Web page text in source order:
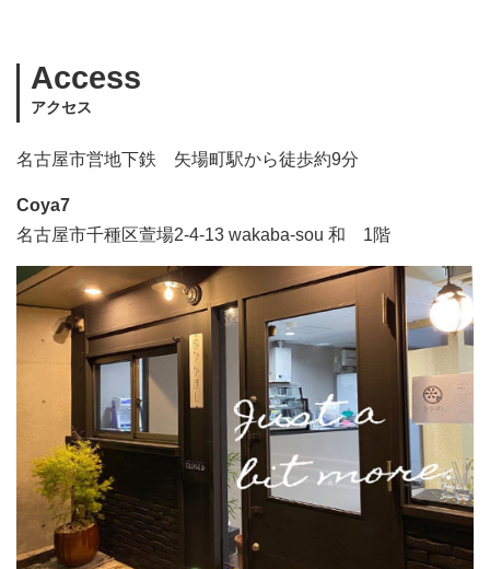
Access
アクセス
名古屋市営地下鉄 矢場町駅から徒歩約9分
Coya7
名古屋市千種区萱場2-4-13 wakaba-sou 和 1階